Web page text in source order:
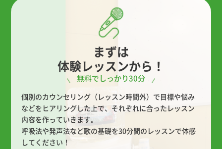
まずは
体験レッスンから！
無料でしっかり30分
個別のカウンセリング（レッスン時間外）で目標や悩み
などをヒアリングした上で、 それぞれに合ったレッスン
内容を作っていきます。
呼吸法や発声法など歌の基礎を30分間のレッスンで体感
してください！